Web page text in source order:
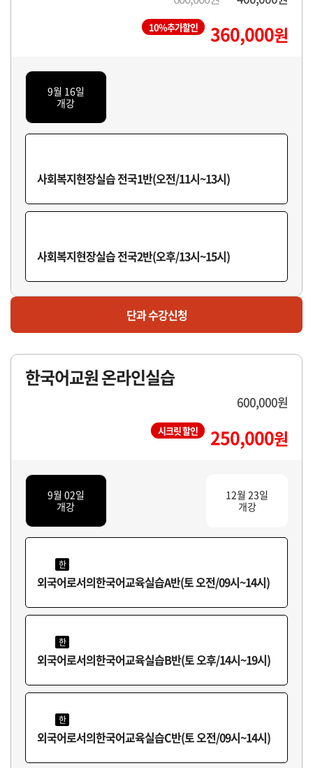
사회복지현장실습F반(오후/16시~18시)
마감
마감
10%추가할인 360,000원
9월 16일
개강
사회복지현장실습 전국1반(오전/11시~13시)
사회복지현장실습 전국2반(오후/13시~15시)
단과 수강신청
한국어교원 온라인실습
600,000원
시크릿 할인 250,000원
9월 02일
개강
12월 23일
개강
한
외국어로서의한국어교육실습A반(토 오전/09시~14시)
한
외국어로서의한국어교육실습B반(토 오후/14시~19시)
한
외국어로서의한국어교육실습C반(토 오전/09시~14시)